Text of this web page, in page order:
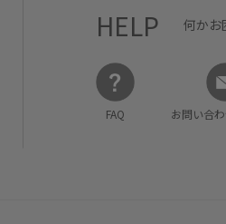
HELP 何かお
FAQ お問い合